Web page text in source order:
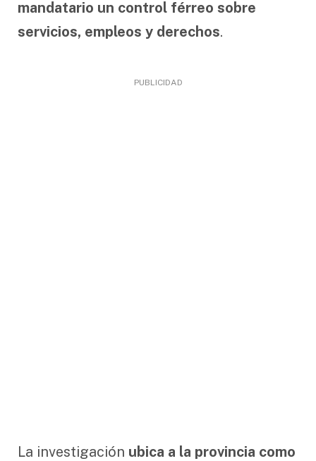
mandatario un control férreo sobre
servicios, empleos y derechos.
PUBLICIDAD
La investigación ubica a la provincia como